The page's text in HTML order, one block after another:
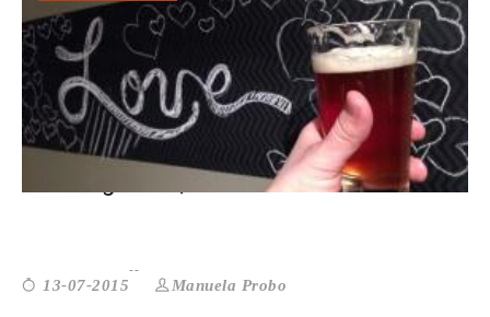
Alcol e giovani, consumo in calo
13-07-2015 Manuela Probo